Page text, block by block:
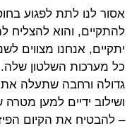
אסור לנו לתת לפגוע
להתקיים, והוא להצליח
יתקיים, אנחנו מצווים
כל מערכות השלטון שלה.
גדולה ורחבה שתעלה את
ושילוב ידיים למען
– להבטיח את הקיום